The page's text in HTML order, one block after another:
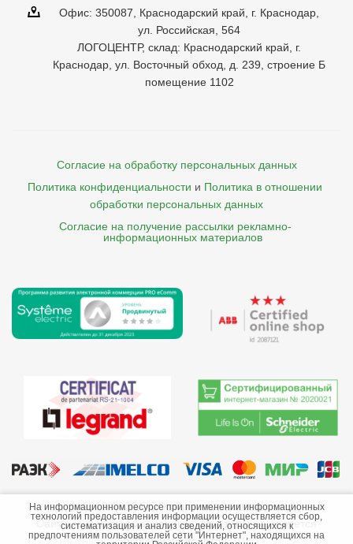
Офис: 350087, Краснодарский край, г. Краснодар,
ул. Российская, 564
ЛОГОЦЕНТР, склад: Краснодарский край, г.
Краснодар, ул. Восточный обход, д. 239, строение Б
помещение 1102
Согласие на обработку персональных данных
Политика конфиденциальности и Политика в отношении
обработки персональных данных
Согласие на получение рассылки рекламно-
    информационных материалов
©2013-2026 ООО «Краснодарэлектро»
Сайт носит информационный характер и не является
публичной офертой.
На информационном ресурсе при применении информационных
технологий предоставления информации осуществляется сбор,
систематизация и анализ сведений, относящихся к
предпочтениям пользователей сети "Интернет", находящихся на